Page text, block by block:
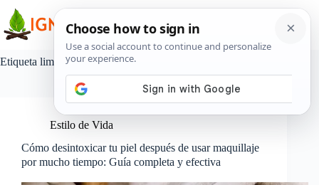
contenido
Etiqueta limpieza profunda de la piel
Estilo de Vida
Cómo desintoxicar tu piel después de usar maquillaje
por mucho tiempo: Guía completa y efectiva